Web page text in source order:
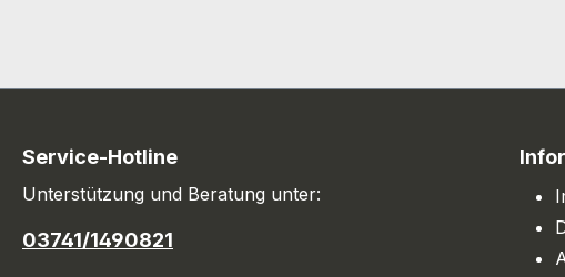
Service-Hotline
Unterstützung und Beratung unter:
03741/1490821